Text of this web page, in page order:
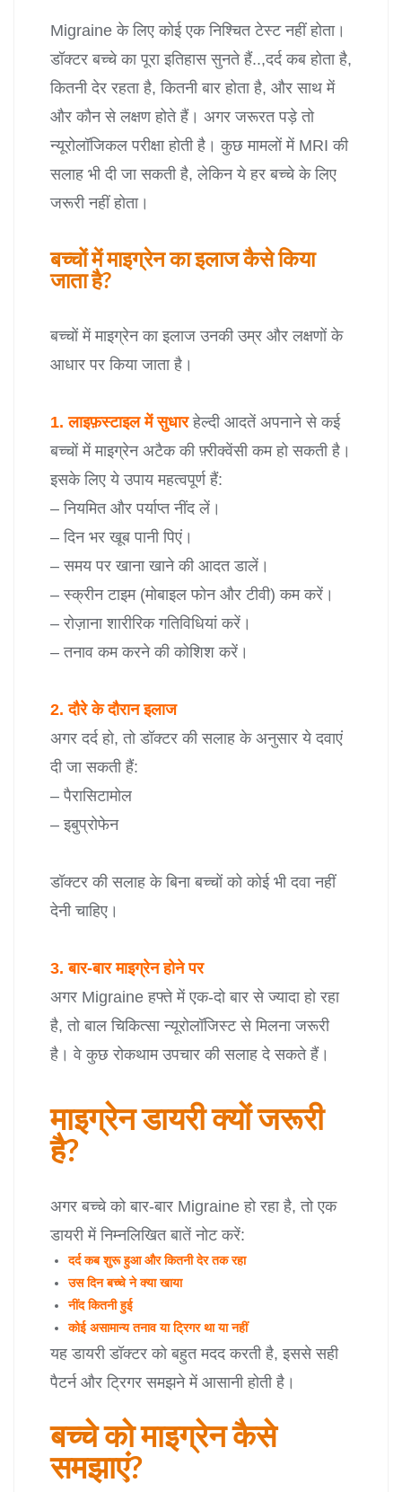
Migraine के लिए कोई एक निश्चित टेस्ट नहीं होता।
डॉक्टर बच्चे का पूरा इतिहास सुनते हैं..,दर्द कब होता है,
कितनी देर रहता है, कितनी बार होता है, और साथ में
और कौन से लक्षण होते हैं। अगर जरूरत पड़े तो
न्यूरोलॉजिकल परीक्षा होती है। कुछ मामलों में MRI की
सलाह भी दी जा सकती है, लेकिन ये हर बच्चे के लिए
जरूरी नहीं होता।
बच्चों में माइग्रेन का इलाज कैसे किया
जाता है?
बच्चों में माइग्रेन का इलाज उनकी उम्र और लक्षणों के
आधार पर किया जाता है।
1. लाइफ़स्टाइल में सुधारहेल्दी आदतें अपनाने से कई
बच्चों में माइग्रेन अटैक की फ़्रीक्वेंसी कम हो सकती है।
इसके लिए ये उपाय महत्वपूर्ण हैं:
– नियमित और पर्याप्त नींद लें।
– दिन भर खूब पानी पिएं।
– समय पर खाना खाने की आदत डालें।
– स्क्रीन टाइम (मोबाइल फोन और टीवी) कम करें।
– रोज़ाना शारीरिक गतिविधियां करें।
– तनाव कम करने की कोशिश करें।
2. दौरे के दौरान इलाज
अगर दर्द हो, तो डॉक्टर की सलाह के अनुसार ये दवाएं
दी जा सकती हैं:
– पैरासिटामोल
– इबुप्रोफेन
डॉक्टर की सलाह के बिना बच्चों को कोई भी दवा नहीं
देनी चाहिए।
3. बार-बार माइग्रेन होने पर
अगर Migraine हफ्ते में एक-दो बार से ज्यादा हो रहा
है, तो बाल चिकित्सा न्यूरोलॉजिस्ट से मिलना जरूरी
है। वे कुछ रोकथाम उपचार की सलाह दे सकते हैं।
माइग्रेन डायरी क्यों जरूरी
है?
अगर बच्चे को बार-बार Migraine हो रहा है, तो एक
डायरी में निम्नलिखित बातें नोट करें:
दर्द कब शुरू हुआ और कितनी देर तक रहा
उस दिन बच्चे ने क्या खाया
नींद कितनी हुई
कोई असामान्य तनाव या ट्रिगर था या नहीं
यह डायरी डॉक्टर को बहुत मदद करती है, इससे सही
पैटर्न और ट्रिगर समझने में आसानी होती है।
बच्चे को माइग्रेन कैसे
समझाएं?